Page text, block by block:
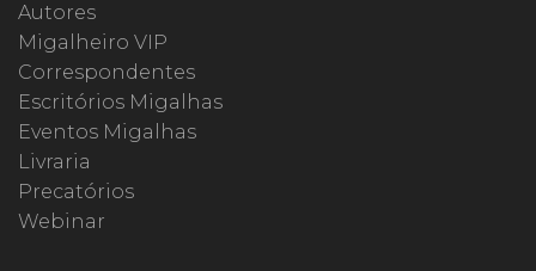
Autores
Migalheiro VIP
Correspondentes
Escritórios Migalhas
Eventos Migalhas
Livraria
Precatórios
Webinar